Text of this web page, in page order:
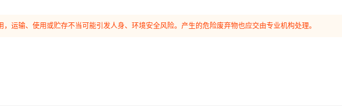
输、使用或贮存不当可能引发人身、环境安全风险。产生的危险废弃物也应交由专业机构处理。